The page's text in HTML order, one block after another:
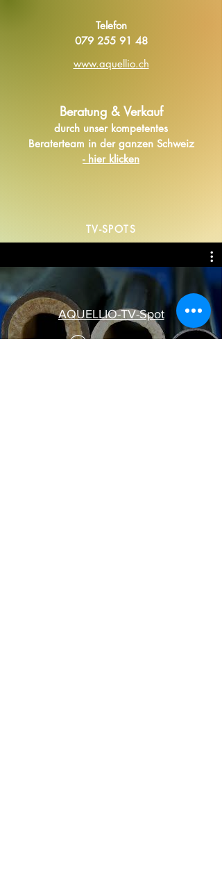
Telefon
079 255 91 48
www.aquellio.ch
Beratung & Verkauf
durch unser kompetentes
Beraterteam in der ganzen Schweiz
- hier klicken
TV-SPOTS
AQUELLIO-TV-Spot